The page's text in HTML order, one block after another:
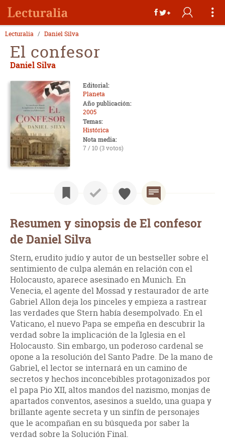
Lecturalia Daniel Silva
El confesor
Daniel Silva
Editorial:
Planeta
Año publicación:
2005
Temas:
Histórica
Nota media:
7 / 10 (3 votos)
Resumen y sinopsis de El confesor
de Daniel Silva
Stern, erudito judío y autor de un bestseller sobre el
sentimiento de culpa alemán en relación con el
Holocausto, aparece asesinado en Munich. En
Venecia, el agente del Mossad y restaurador de arte
Gabriel Allon deja los pinceles y empieza a rastrear
las verdades que Stern había desempolvado. En el
Vaticano, el nuevo Papa se empeña en descubrir la
verdad sobre la implicación de la Iglesia en el
Holocausto. Sin embargo, un poderoso cardenal se
opone a la resolución del Santo Padre. De la mano de
Gabriel, el lector se internará en un camino de
secretos y hechos inconcebibles protagonizados por
el papa Pio XII, altos mandos del nazismo, monjas de
apartados conventos, asesinos a sueldo, una guapa y
brillante agente secreta y un sinfín de personajes
que le acompañan en su búsqueda por saber la
verdad sobre la Solución Final.